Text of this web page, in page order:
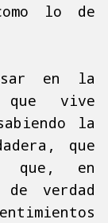
lo de
en la
vive
la
que
que, en
verdad